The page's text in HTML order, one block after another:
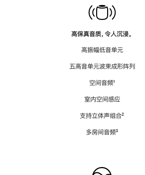
高保真音质，令人沉浸。
高振幅低音单元
五高音单元波束成形阵列
空间音频脚
¹
室内空间感应
支持立体声组合脚
²
多房间音频脚
³